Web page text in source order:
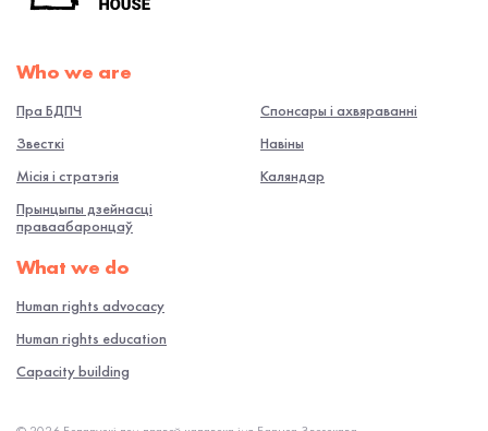
Who we are
Пра БДПЧ
Звесткі
Місія і стратэгія
Прынцыпы дзейнасці
праваабаронцаў
Спонсары і ахвяраванні
Навiны
Каляндар
What we do
Human rights advocacy
Human rights education
Capacity building